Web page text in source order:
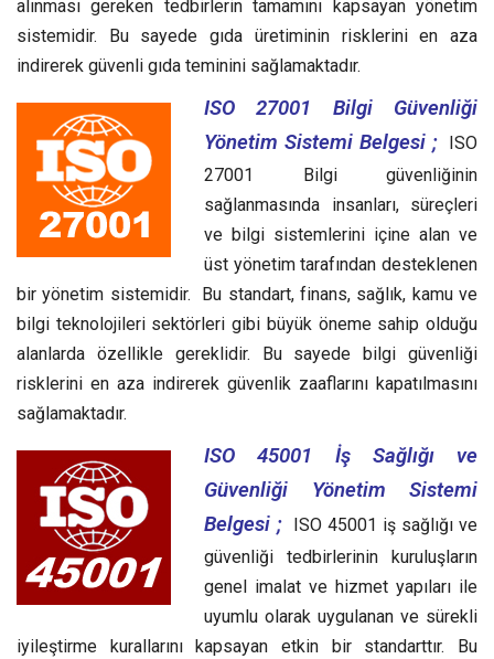
alınması gereken tedbirlerin tamamını kapsayan yönetim
sistemidir. Bu sayede gıda üretiminin risklerini en aza
indirerek güvenli gıda teminini sağlamaktadır.
ISO 27001 Bilgi Güvenliği
Yönetim Sistemi Belgesi ; ISO
27001 Bilgi güvenliğinin
sağlanmasında insanları, süreçleri
ve bilgi sistemlerini içine alan ve
üst yönetim tarafından desteklenen
bir yönetim sistemidir. Bu standart, finans, sağlık, kamu ve
bilgi teknolojileri sektörleri gibi büyük öneme sahip olduğu
alanlarda özellikle gereklidir. Bu sayede bilgi güvenliği
risklerini en aza indirerek güvenlik zaaflarını kapatılmasını
sağlamaktadır.
ISO 45001 İş Sağlığı ve
Güvenliği Yönetim Sistemi
Belgesi ; ISO 45001 iş sağlığı ve
güvenliği tedbirlerinin kuruluşların
genel imalat ve hizmet yapıları ile
uyumlu olarak uygulanan ve sürekli
iyileştirme kurallarını kapsayan etkin bir standarttır. Bu